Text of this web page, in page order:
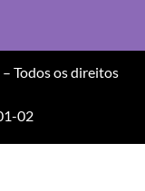
Todos os direitos
02